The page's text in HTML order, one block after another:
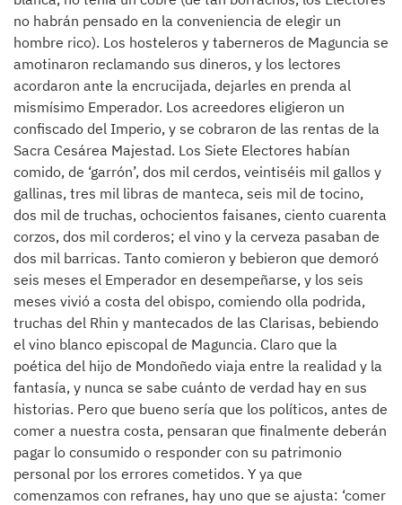
no habrán pensado en la conveniencia de elegir un
hombre rico). Los hosteleros y taberneros de Maguncia se
amotinaron reclamando sus dineros, y los lectores
acordaron ante la encrucijada, dejarles en prenda al
mismísimo Emperador. Los acreedores eligieron un
confiscado del Imperio, y se cobraron de las rentas de la
Sacra Cesárea Majestad. Los Siete Electores habían
comido, de ‘garrón’, dos mil cerdos, veintiséis mil gallos y
gallinas, tres mil libras de manteca, seis mil de tocino,
dos mil de truchas, ochocientos faisanes, ciento cuarenta
corzos, dos mil corderos; el vino y la cerveza pasaban de
dos mil barricas. Tanto comieron y bebieron que demoró
seis meses el Emperador en desempeñarse, y los seis
meses vivió a costa del obispo, comiendo olla podrida,
truchas del Rhin y mantecados de las Clarisas, bebiendo
el vino blanco episcopal de Maguncia. Claro que la
poética del hijo de Mondoñedo viaja entre la realidad y la
fantasía, y nunca se sabe cuánto de verdad hay en sus
historias. Pero que bueno sería que los políticos, antes de
comer a nuestra costa, pensaran que finalmente deberán
pagar lo consumido o responder con su patrimonio
personal por los errores cometidos. Y ya que
comenzamos con refranes, hay uno que se ajusta: ‘comer